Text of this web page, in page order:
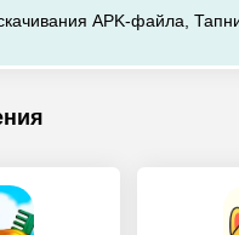
APK-файла,